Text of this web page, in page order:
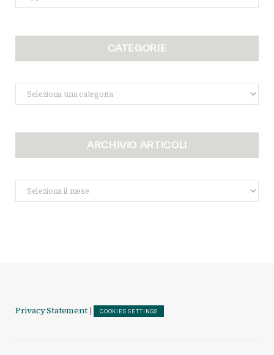
for:
CATEGORIE
Categorie
ARCHIVIO ARTICOLI
Archivio
Articoli
Privacy Statement | COOKIES SETTINGS